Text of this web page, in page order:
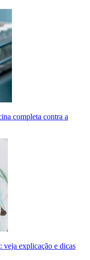
completa contra a
veja explicação e dicas